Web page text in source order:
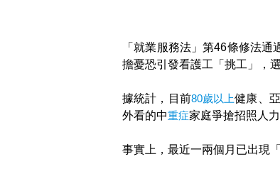
「就業服務法」第46條修法通
擔憂恐引發看護工「挑工」，
據統計，目前80歲以上健康、
外看的中重症家庭爭搶招照人
事實上，最近一兩個月已出現